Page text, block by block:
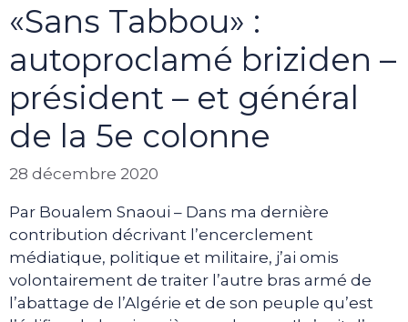
«Sans Tabbou» :
autoproclamé briziden –
président – et général
de la 5e colonne
28 décembre 2020
Par Boualem Snaoui – Dans ma dernière
contribution décrivant l’encerclement
médiatique, politique et militaire, j’ai omis
volontairement de traiter l’autre bras armé de
l’abattage de l’Algérie et de son peuple qu’est